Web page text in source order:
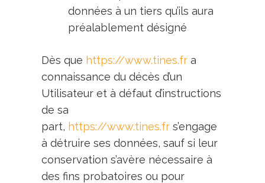
données à un tiers qu’ils aura
préalablement désigné
Dès que https://www.tines.fr a
connaissance du décès d’un
Utilisateur et à défaut d’instructions
de sa
part, https://www.tines.fr s’engage
à détruire ses données, sauf si leur
conservation s’avère nécessaire à
des fins probatoires ou pour